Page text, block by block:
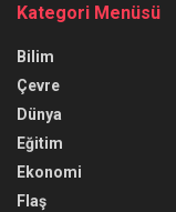
Kategori Menüsü
Bilim
Çevre
Dünya
Eğitim
Ekonomi
Flaş